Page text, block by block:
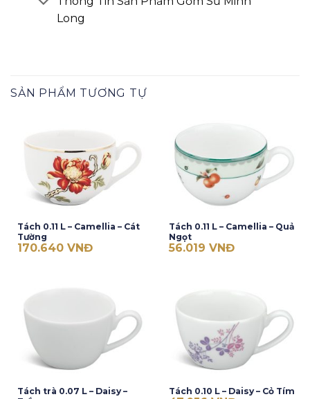
Long
SẢN PHẨM TƯƠNG TỰ
Tách 0.11 L – Camellia – Cát
Tường
170.640 VNĐ
Tách 0.11 L – Camellia – Quả
Ngọt
56.019 VNĐ
Tách trà 0.07 L – Daisy –
Tách 0.10 L – Daisy – Cỏ Tím